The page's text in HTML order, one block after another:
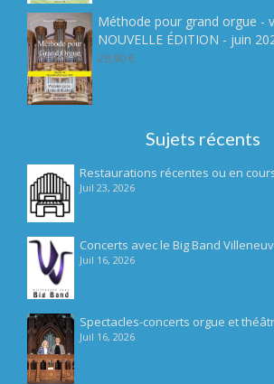
7,90 €.4,90 €.
Méthode pour grand orgue -
NOUVELLE ÉDITION - juin
29,90€
Sujets récents
Restaurations récentes ou en
Juil 23, 2026
Concerts avec le Big Band
Juil 16, 2026
Spectacles-concerts orgue et
Juil 16, 2026